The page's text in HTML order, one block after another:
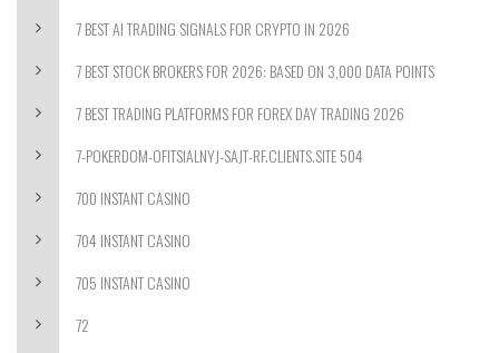
7 BEST AI TRADING SIGNALS FOR CRYPTO IN 2026
7 BEST STOCK BROKERS FOR 2026: BASED ON 3,000 DATA POINTS
7 BEST TRADING PLATFORMS FOR FOREX DAY TRADING 2026
7-POKERDOM-OFITSIALNYJ-SAJT-RF.CLIENTS.SITE 504
700 INSTANT CASINO
704 INSTANT CASINO
705 INSTANT CASINO
72